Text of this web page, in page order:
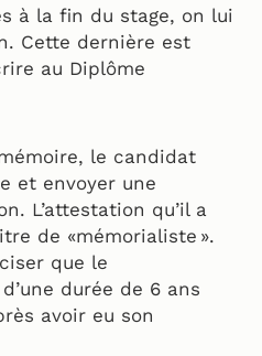
à la fin du stage, on lui
Cette dernière est
au Diplôme
le candidat
et envoyer une
L’attestation qu’il a
de «mémorialiste ».
que le
durée de 6 ans
avoir eu son